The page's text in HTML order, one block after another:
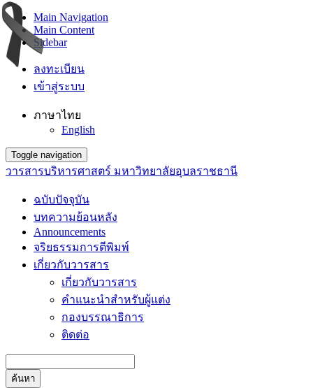
Main Navigation
Main Content
Sidebar
ลงทะเบียน
เข้าสู่ระบบ
ภาษาไทย
English
Toggle navigation
วารสารบริหารศาสตร์ มหาวิทยาลัยอุบลราชธานี
ฉบับปัจจุบัน
บทความย้อนหลัง
Announcements
จริยธรรมการตีพิมพ์
เกี่ยวกับวารสาร
เกี่ยวกับวารสาร
คำแนะนำสำหรับผู้แต่ง
กองบรรณาธิการ
ติดต่อ
ค้นหา